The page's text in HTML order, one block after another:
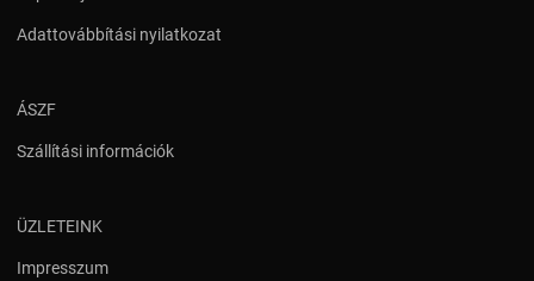
Adattovábbítási nyilatkozat
ÁSZF
Szállítási információk
ÜZLETEINK
Impresszum